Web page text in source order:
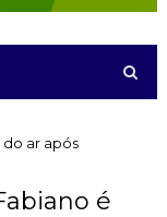
ar após
é